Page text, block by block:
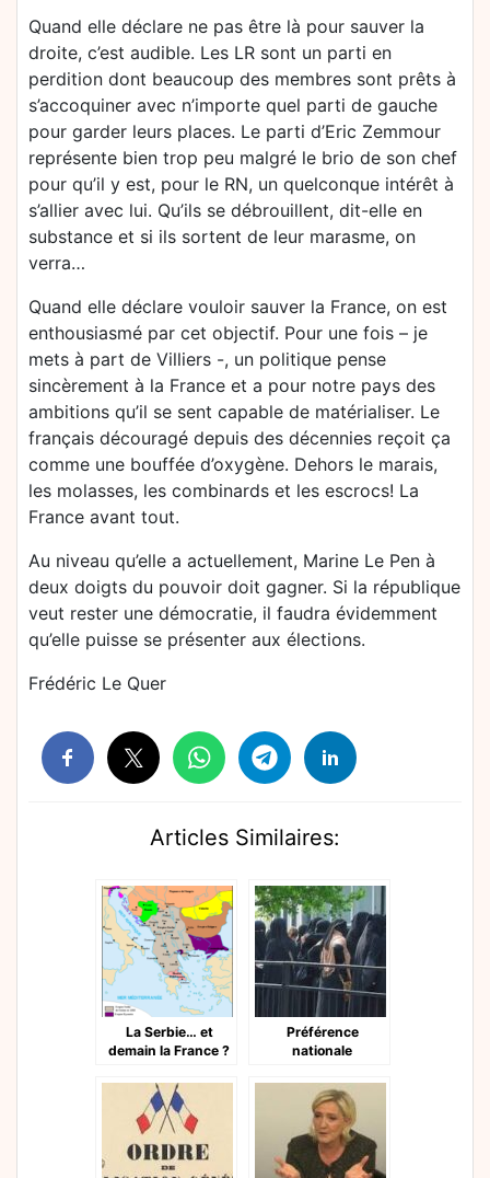
Quand elle déclare ne pas être là pour sauver la
droite, c’est audible. Les LR sont un parti en
perdition dont beaucoup des membres sont prêts à
s’accoquiner avec n’importe quel parti de gauche
pour garder leurs places. Le parti d’Eric Zemmour
représente bien trop peu malgré le brio de son chef
pour qu’il y est, pour le RN, un quelconque intérêt à
s’allier avec lui. Qu’ils se débrouillent, dit-elle en
substance et si ils sortent de leur marasme, on
verra…
Quand elle déclare vouloir sauver la France, on est
enthousiasmé par cet objectif. Pour une fois – je
mets à part de Villiers -, un politique pense
sincèrement à la France et a pour notre pays des
ambitions qu’il se sent capable de matérialiser. Le
français découragé depuis des décennies reçoit ça
comme une bouffée d’oxygène. Dehors le marais,
les molasses, les combinards et les escrocs! La
France avant tout.
Au niveau qu’elle a actuellement, Marine Le Pen à
deux doigts du pouvoir doit gagner. Si la république
veut rester une démocratie, il faudra évidemment
qu’elle puisse se présenter aux élections.
Frédéric Le Quer
Articles Similaires:
La Serbie… et
demain la France ?
Préférence
nationale